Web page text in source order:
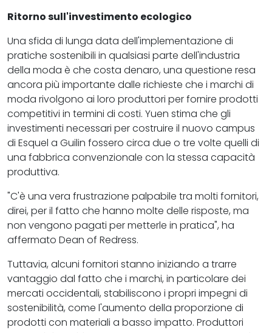
Ritorno sull'investimento ecologico
Una sfida di lunga data dell'implementazione di
pratiche sostenibili in qualsiasi parte dell'industria
della moda è che costa denaro, una questione resa
ancora più importante dalle richieste che i marchi di
moda rivolgono ai loro produttori per fornire prodotti
competitivi in termini di costi. Yuen stima che gli
investimenti necessari per costruire il nuovo campus
di Esquel a Guilin fossero circa due o tre volte quelli di
una fabbrica convenzionale con la stessa capacità
produttiva.
"C'è una vera frustrazione palpabile tra molti fornitori,
direi, per il fatto che hanno molte delle risposte, ma
non vengono pagati per metterle in pratica", ha
affermato Dean of Redress.
Tuttavia, alcuni fornitori stanno iniziando a trarre
vantaggio dal fatto che i marchi, in particolare dei
mercati occidentali, stabiliscono i propri impegni di
sostenibilità, come l'aumento della proporzione di
prodotti con materiali a basso impatto. Produttori